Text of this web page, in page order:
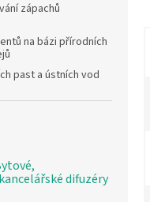
zápachů
na bázi přírodních
past a ústních vod
difuzéry